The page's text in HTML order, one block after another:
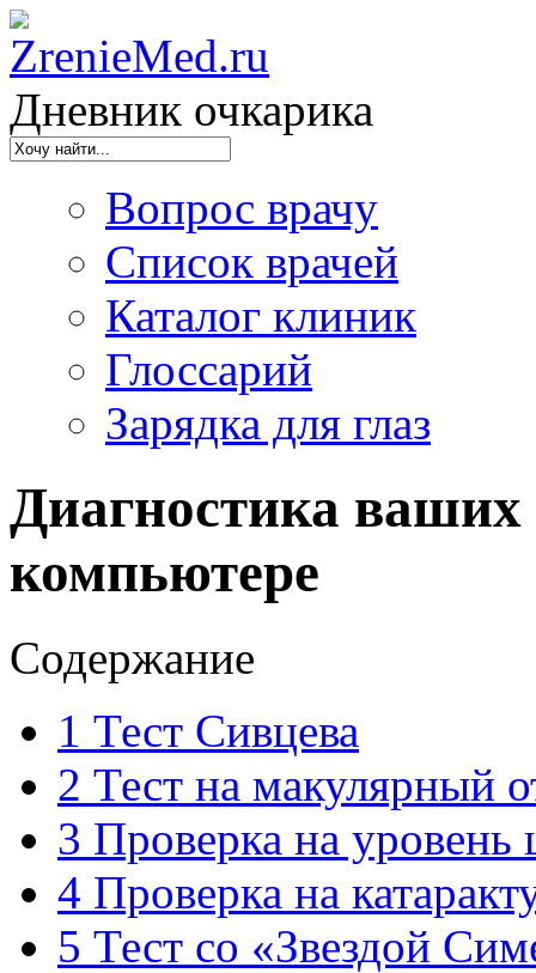
ZrenieMed.ru
Дневник очкарика
Вопрос врачу
Список врачей
Каталог клиник
Глоссарий
Зарядка для глаз
Диагностика
компьютере
Содержание
1 Тест Сивцева
2 Тест на макулярный
3 Проверка на уровень
4 Проверка на
5 Тест со «Звездой